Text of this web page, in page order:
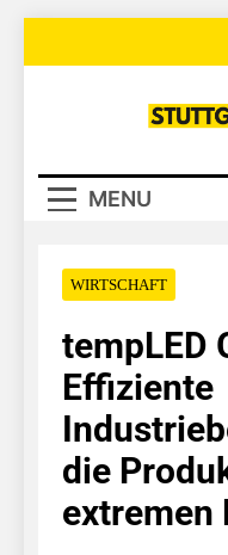
MENU
WIRTSCHAFT
tempLED
Effiziente
die
extremen